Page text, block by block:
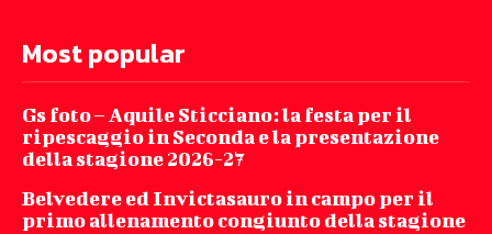
Most popular
Gs foto – Aquile Sticciano: la festa per il
ripescaggio in Seconda e la presentazione
della stagione 2026-27
Belvedere ed Invictasauro in campo per il
primo allenamento congiunto della stagione